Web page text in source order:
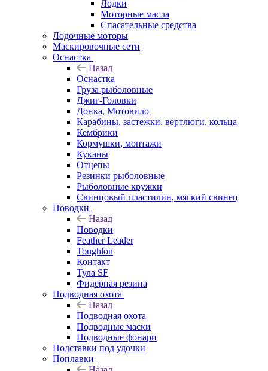
Лодки
Моторные масла
Спасательные средства
Лодочные моторы
Маскировочные сети
Оснастка
Назад
Оснастка
Груза рыболовные
Джиг-Головки
Донка, Мотовило
Карабины, застежки, вертлюги, кольца
Кембрики
Кормушки, монтажи
Куканы
Отцепы
Резинки рыболовные
Рыболовные кружки
Свинцовый пластилин, мягкий свинец
Поводки
Назад
Поводки
Feather Leader
Toughlon
Контакт
Тула SF
Фидерная резина
Подводная охота
Назад
Подводная охота
Подводные маски
Подводные фонари
Подставки под удочки
Поплавки